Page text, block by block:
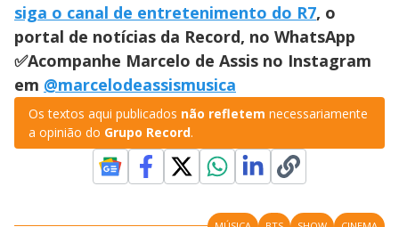
siga o canal de entretenimento do R7, o
portal de notícias da Record, no WhatsApp
✅Acompanhe Marcelo de Assis no Instagram
em @marcelodeassismusica
Os textos aqui publicados não refletem necessariamente
a opinião do Grupo Record.